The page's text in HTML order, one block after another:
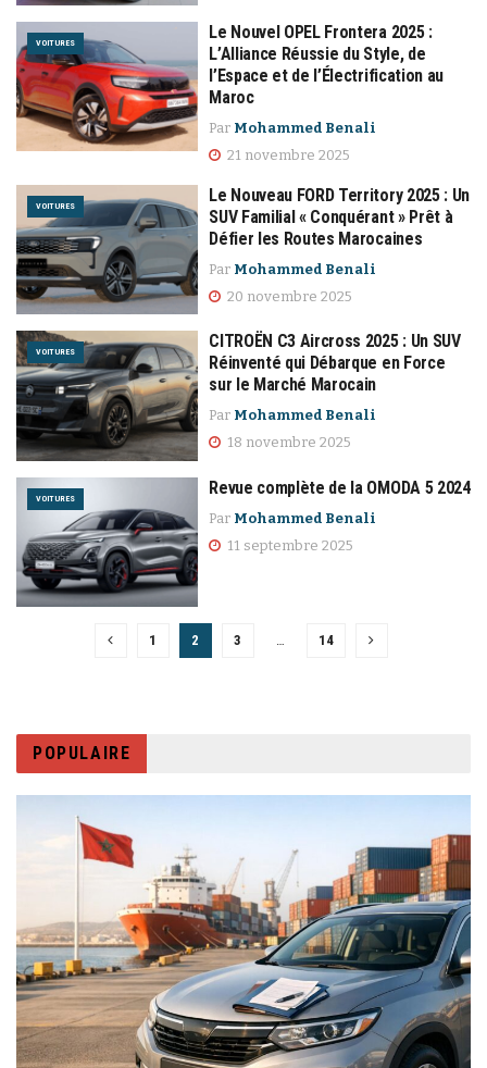
VOITURES
Le Nouvel OPEL Frontera 2025 :
L’Alliance Réussie du Style, de
l’Espace et de l’Électrification au
Maroc
Par Mohammed Benali
21 novembre 2025
VOITURES
Le Nouveau FORD Territory 2025 : Un
SUV Familial « Conquérant » Prêt à
Défier les Routes Marocaines
Par Mohammed Benali
20 novembre 2025
VOITURES
CITROËN C3 Aircross 2025 : Un SUV
Réinventé qui Débarque en Force
sur le Marché Marocain
Par Mohammed Benali
18 novembre 2025
VOITURES
Revue complète de la OMODA 5 2024
Par Mohammed Benali
11 septembre 2025
1 2 3 … 14
POPULAIRE